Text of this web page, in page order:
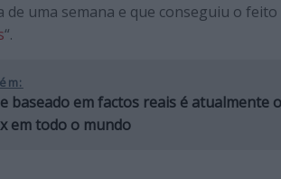
uma semana e que conseguiu o
“.
baseado em factos reais é atualmente
em todo o mundo